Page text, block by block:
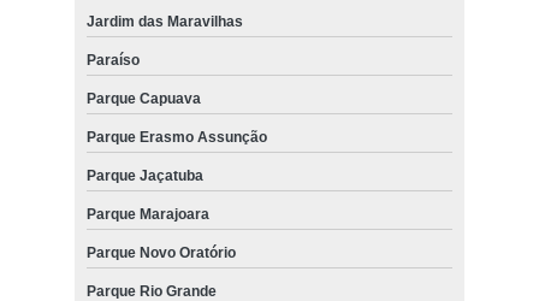
Jardim das Maravilhas
Paraíso
Parque Capuava
Parque Erasmo Assunção
Parque Jaçatuba
Parque Marajoara
Parque Novo Oratório
Parque Rio Grande